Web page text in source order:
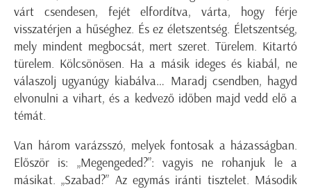
várt csendesen, fejét elfordítva, várta, hogy férje
visszatérjen a hűséghez. És ez életszentség. Életszentség,
mely mindent megbocsát, mert szeret. Türelem. Kitartó
türelem. Kölcsönösen. Ha a másik ideges és kiabál, ne
válaszolj ugyanúgy kiabálva… Maradj csendben, hagyd
elvonulni a vihart, és a kedvező időben majd vedd elő a
témát.
Van három varázsszó, melyek fontosak a házasságban.
Először is: „Megengeded?”: vagyis ne rohanjuk le a
másikat. „Szabad?” Az egymás iránti tisztelet. Második